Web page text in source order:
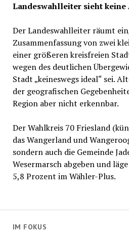
IM FOKUS
Landeswahlleiter sieht
Der Landeswahlleiter räumt
Zusammenfassung von zwei
einer größeren kreisfreien
wegen des deutlichen
Stadt „keineswegs ideal“ sei.
der geografischen
Region aber nicht erkennbar.
Der Wahlkreis 70 Friesland
das Wangerland und
sondern auch die Gemeinde
Wesermarsch abgeben und
5,8 Prozent im Wähler-Plus.